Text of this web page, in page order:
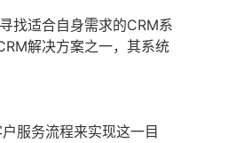
找适合自身需求的CRM系
解决方案之一，其系统
服务流程来实现这一目